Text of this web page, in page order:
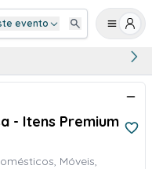
evento
- Itens Premium
Móveis,